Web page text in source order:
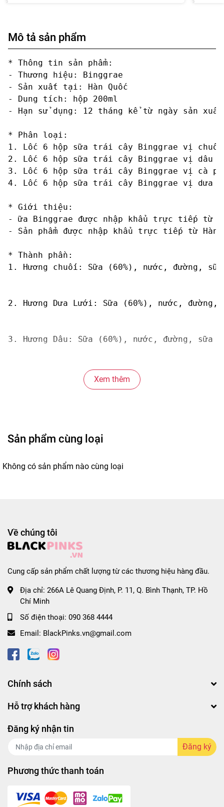
Mô tả sản phẩm
* Thông tin sản phẩm:
- Thương hiệu: Binggrae
- Sản xuất tại: Hàn Quốc
- Dung tích: hộp 200ml
- Hạn sử dụng: 12 tháng kể từ ngày sản xuất
* Phân loại:
1. Lốc 6 hộp sữa trái cây Binggrae vị chuối
2. Lốc 6 hộp sữa trái cây Binggrae vị dâu
3. Lốc 6 hộp sữa trái cây Binggrae vị cà
4. Lốc 6 hộp sữa trái cây Binggrae vị dưa
* Giới thiệu:
- ữa Binggrae được nhập khẩu trực tiếp từ
- Sản phẩm được nhập khẩu trực tiếp từ
* Thành phần:
1. Hương chuối: Sữa (60%), nước, đường,
2. Hương Dưa Lưới: Sữa (60%), nước,
3. Hương Dâu: Sữa (60%), nước, đường,
4. Hương Cà Phê: Sữa (52%), Nước,
* Bảo quản:
- Bảo quản nơi khô ráo, tránh tiếp xúc
#SuaChuoiBinggrae #BinggraeChuoi
Xem thêm
Sản phẩm cùng loại
Không có sản phẩm nào cùng loại
Về chúng tôi
Cung cấp sản phẩm chất lượng từ các thương hiệu hàng đầu.
Địa chỉ: 266A Lê Quang Định, P. 11, Q. Bình Thạnh, TP. Hồ
Chí Minh
Số điện thoại: 090 368 4444
Email: BlackPinks.vn@gmail.com
Chính sách
Hỗ trợ khách hàng
Đăng ký nhận tin
Đăng ký
Phương thức thanh toán